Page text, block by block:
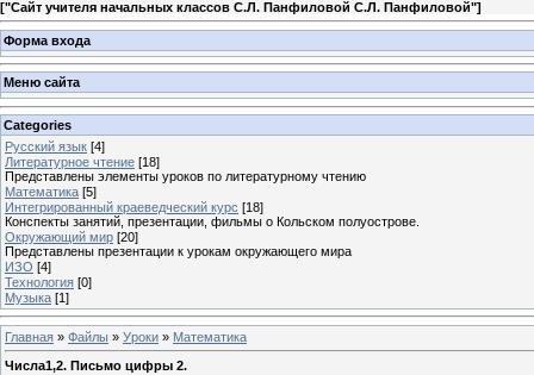
["Сайт учителя начальных классов С.Л. Панфиловой С.Л. Панфиловой"]
Форма входа
Меню сайта
Categories
Русский язык [4]
Литературное чтение [18]
Представлены элементы уроков по литературному чтению
Математика [5]
Интегрированный краеведческий курс [18]
Конспекты занятий, презентации, фильмы о Кольском полуострове.
Окружающий мир [20]
Представлены презентации к урокам окружающего мира
ИЗО [4]
Технология [0]
Музыка [1]
Главная » Файлы » Уроки » Математика
Числа1,2. Письмо цифры 2.